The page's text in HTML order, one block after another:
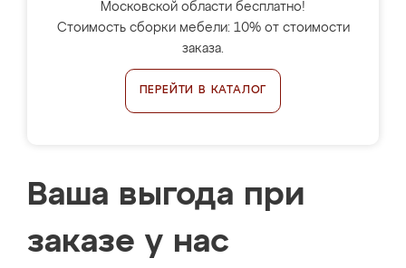
Московской области бесплатно!
Стоимость сборки мебели: 10% от стоимости
заказа.
ПЕРЕЙТИ В КАТАЛОГ
Ваша выгода при
заказе у нас